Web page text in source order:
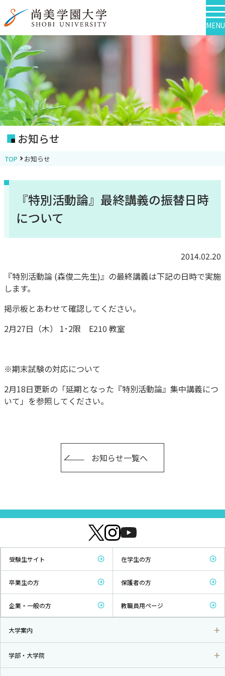
MENU
お知らせ
TOP お知らせ
『特別活動論』最終講義の振替日時
について
2014.02.20
『特別活動論 (森俊二先生)』の最終講義は下記の日時で実施
します。
掲示板とあわせて確認してください。
2月27日（木） 1･2限 E210 教室
※期末試験の対応について
2月18日更新の「延期となった『特別活動論』集中講義につ
いて」を参照してください。
お知らせ一覧へ
受験生サイト 在学生の方
卒業生の方 保護者の方
企業・一般の方 教職員用ページ
大学案内
学部・大学院